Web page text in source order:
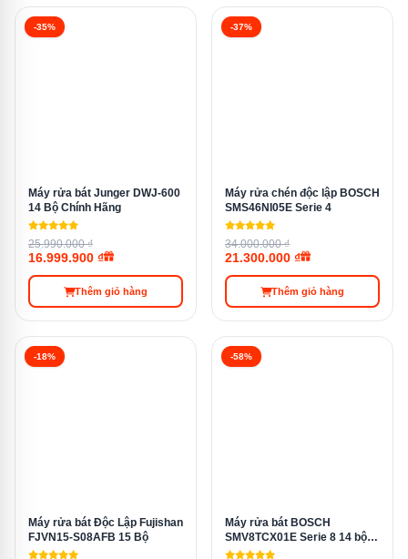
làm sạch kỹ lưỡng.
Chương trình rửa tự động
Máy rửa bát Bosch SCE52M65EU đi kèm với các
công.
-35%
Máy rửa bát Junger DWJ-600
14 Bộ Chính Hãng
25.990.000 ₫
16.999.900 ₫
Thêm giỏ hàng
-37%
Máy rửa chén độc lập BOSCH
SMS46NI05E Serie 4
34.000.000 ₫
21.300.000 ₫
Thêm giỏ hàng
-18%
Máy rửa bát Độc Lập Fujishan
FJVN15-S08AFB 15 Bộ
-58%
Máy rửa bát BOSCH
SMV8TCX01E Serie 8 14 bộ
âm tủ